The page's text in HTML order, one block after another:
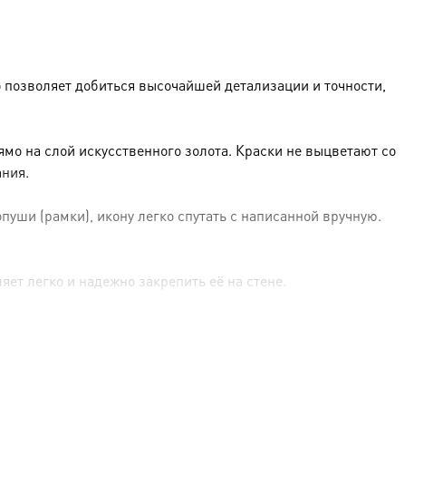
добиться высочайшей детализации и точности,
на слой искусственного золота. Краски не выцветают со
(рамки), икону легко спутать с написанной вручную.
легко и надежно закрепить её на стене.